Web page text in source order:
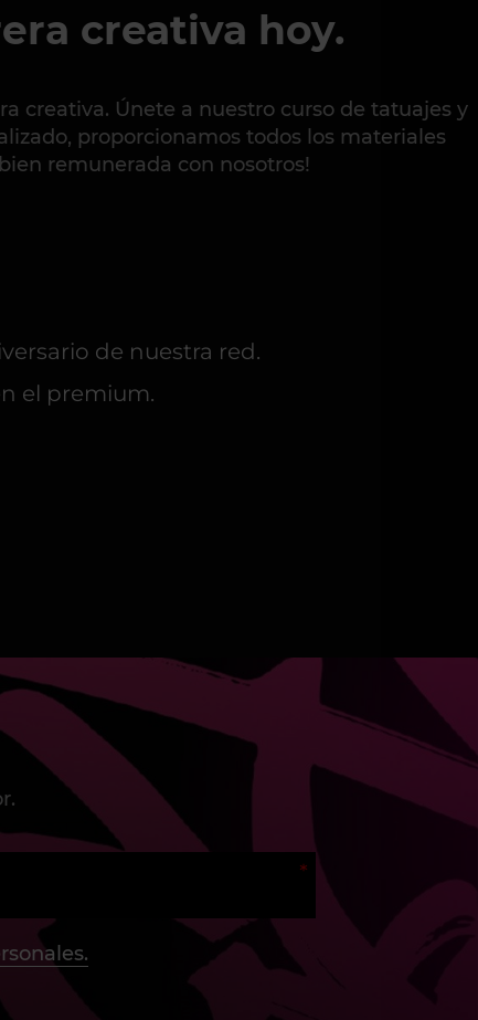
creativa hoy.
creativa. Únete a nuestro curso de tatuajes y
proporcionamos todos los materiales
remunerada con nosotros!
de nuestra red.
el premium.